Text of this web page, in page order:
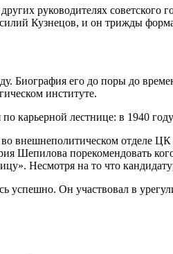
руководителях советского
Кузнецов, и он трижды
Биография его до поры до
институте.
карьерной лестнице: в 1940
внешнеполитическом отделе
порекомендовать
Несмотря на то что
успешно. Он участвовал в